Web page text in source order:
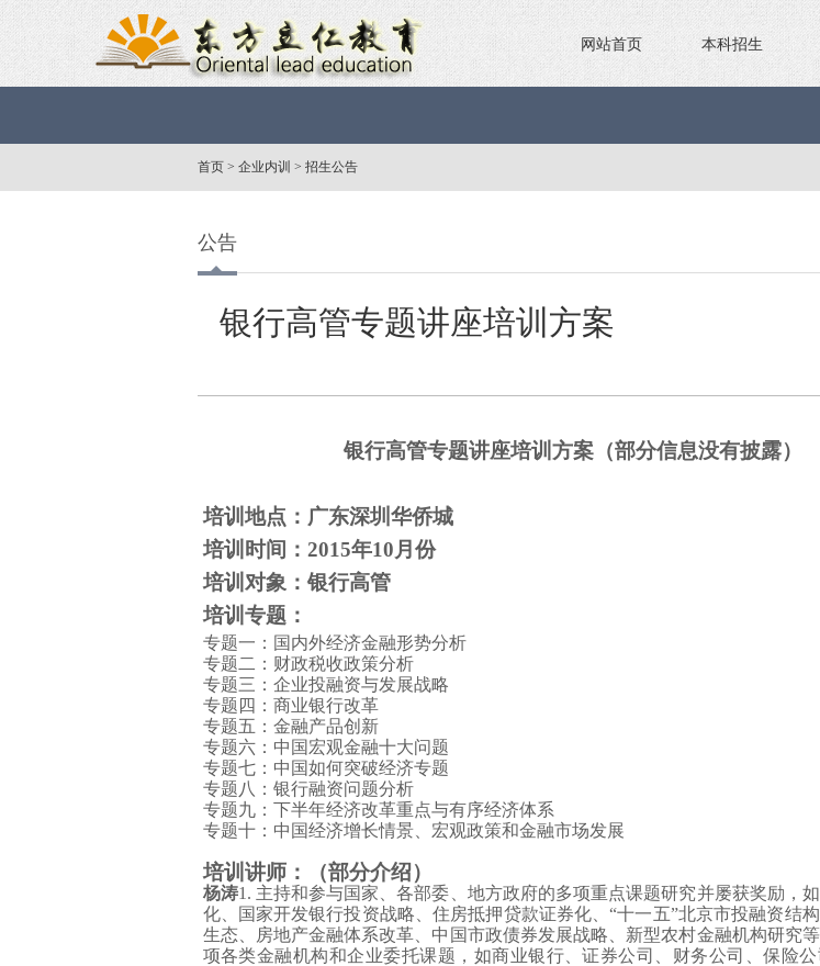
网站首页 本科招生
首页> 企业内训 > 招生公告
公告
银行高管专题讲座培训方案
银行高管专题讲座培训方案（部分信息没有披露）
培训地点：广东深圳华侨城
培训时间： 2015年10月份
培训对象：银行高管
培训专题：
专题一：国内外经济金融形势分析
专题二：财政税收政策分析
专题三：企业投融资与发展战略
专题四：商业银行改革
专题五：金融产品创新
专题六：中国宏观金融十大问题
专题七：中国如何突破经济专题
专题八：银行融资问题分析
专题九：下半年经济改革重点与有序经济体系
专题十：中国经济增长情景、宏观政策和金融市场发展
培训讲师：（部分介绍）
杨涛1. 主持和参与国家、各部委、地方政府的多项重点课题研究并屡获奖励，
化、国家开发银行投资战略、住房抵押贷款证券化、“十一五”北京市投融资结
生态、房地产金融体系改革、中国市政债券发展战略、新型农村金融机构研究等
项各类金融机构和企业委托课题，如商业银行、证券公司、财务公司、保险